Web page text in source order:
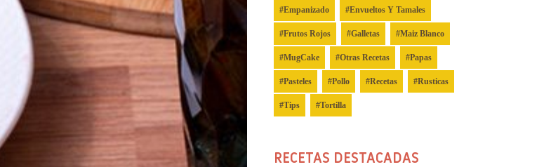
Empanizado Envueltos Y Tamales
Frutos Rojos Galletas Maiz Blanco
MugCake Otras Recetas Papas
Pasteles Pollo Recetas Rusticas
Tips Tortilla
RECETAS DESTACADAS